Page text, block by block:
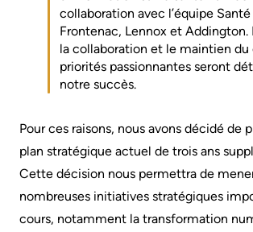
Patient
Find
or
patient
Hand
and
and
Scans
More...
Innovation
@
KHSC
Senior
collaboration avec l’équipe
Frontenac, Lennox et Addington.
la collaboration et le maintien du
priorités passionnantes seront
notre succès.
Pour ces raisons, nous avons décidé de
plan stratégique actuel de trois ans
Cette décision nous permettra de
nombreuses initiatives stratégiques
cours, notamment la transformation